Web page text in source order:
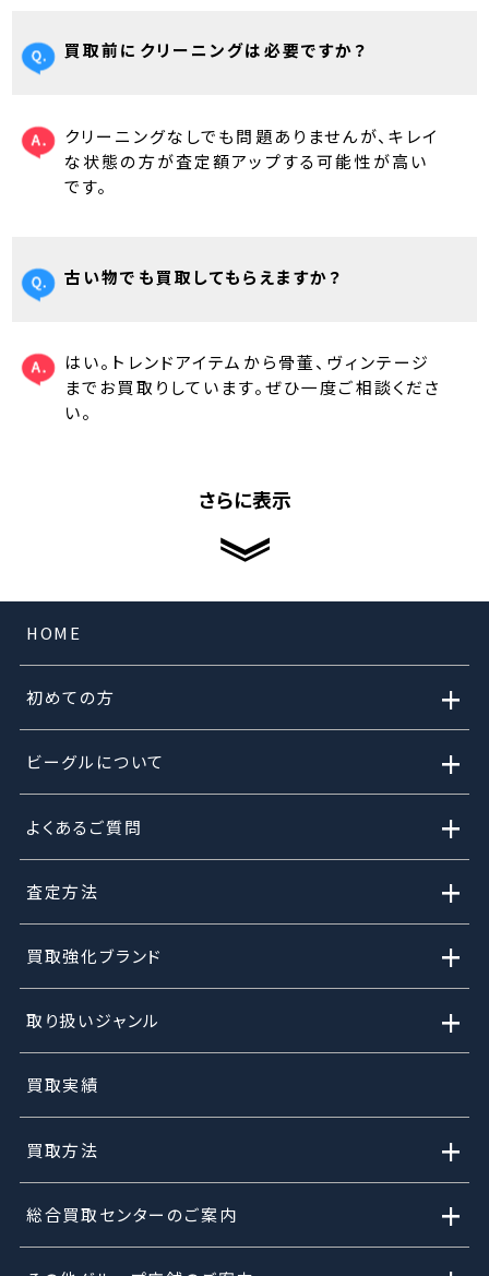
買取前にクリーニングは必要ですか？
クリーニングなしでも問題ありませんが、キレイ
な状態の方が査定額アップする可能性が高い
です。
古い物でも買取してもらえますか？
はい。トレンドアイテムから骨董、ヴィンテージ
までお買取りしています。ぜひ一度ご相談くださ
い。
さらに表示
HOME
初めての方 +
ビーグルについて +
よくあるご質問 +
査定方法 +
買取強化ブランド +
取り扱いジャンル +
買取実績
買取方法 +
総合買取センターのご案内 +